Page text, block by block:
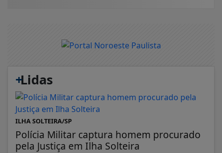
+
Lidas
ILHA SOLTEIRA/SP
Polícia Militar captura homem procurado
pela Justiça em Ilha Solteira